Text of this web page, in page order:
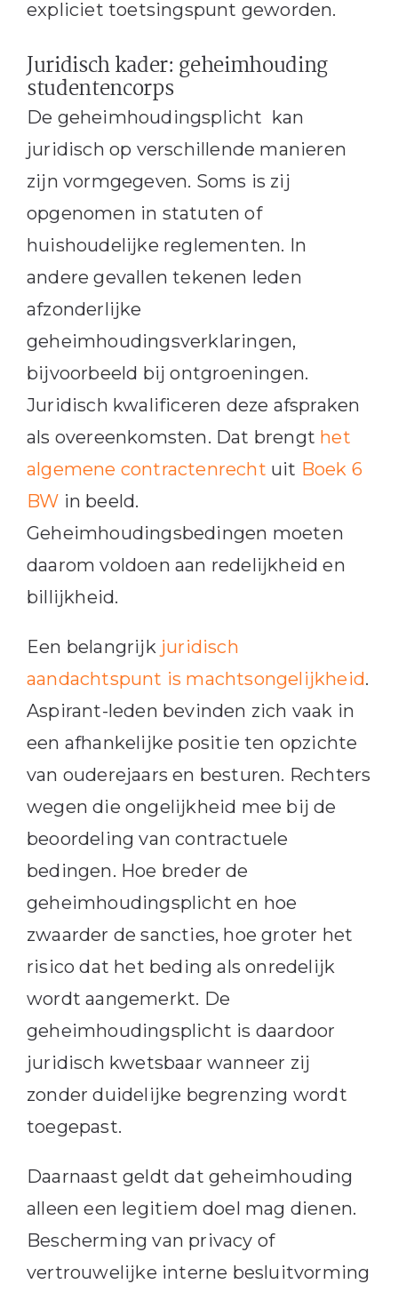
expliciet toetsingspunt geworden.
Juridisch kader: geheimhouding
studentencorps
De geheimhoudingsplicht kan
juridisch op verschillende manieren
zijn vormgegeven. Soms is zij
opgenomen in statuten of
huishoudelijke reglementen. In
andere gevallen tekenen leden
afzonderlijke
geheimhoudingsverklaringen,
bijvoorbeeld bij ontgroeningen.
Juridisch kwalificeren deze afspraken
als overeenkomsten. Dat brengt het
algemene contractenrecht uit Boek 6
BW in beeld.
Geheimhoudingsbedingen moeten
daarom voldoen aan redelijkheid en
billijkheid.
Een belangrijk juridisch
aandachtspunt is machtsongelijkheid.
Aspirant-leden bevinden zich vaak in
een afhankelijke positie ten opzichte
van ouderejaars en besturen. Rechters
wegen die ongelijkheid mee bij de
beoordeling van contractuele
bedingen. Hoe breder de
geheimhoudingsplicht en hoe
zwaarder de sancties, hoe groter het
risico dat het beding als onredelijk
wordt aangemerkt. De
geheimhoudingsplicht is daardoor
juridisch kwetsbaar wanneer zij
zonder duidelijke begrenzing wordt
toegepast.
Daarnaast geldt dat geheimhouding
alleen een legitiem doel mag dienen.
Bescherming van privacy of
vertrouwelijke interne besluitvorming